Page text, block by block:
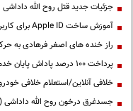
جزئیات جدید قتل روح الله داداشی
آموزش ساخت Apple ID برای کاربران ایرانی
راز خنده های اصغر فرهادی به
پرداخت ۱۰۰ درصد پاداش پایان خدمت فرهنگیان
خلافی آنلاین/استعلام خلافی
جسدغرق درخون روح الله